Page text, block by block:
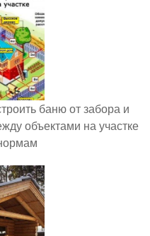
баню от забора и
объектами на участке